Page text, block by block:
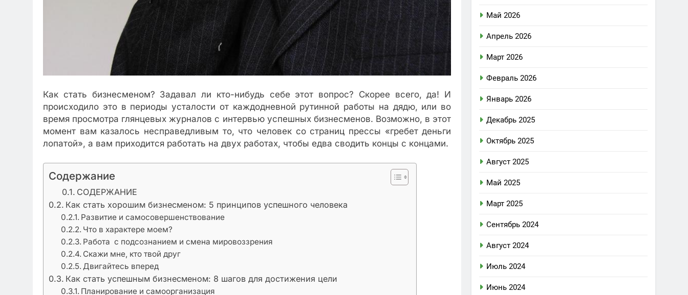
Как стать бизнесменом? Задавал ли кто-нибудь себе этот вопрос? Скорее всего, да! И
происходило это в периоды усталости от каждодневной рутинной работы на дядю, или во
время просмотра глянцевых журналов с интервью успешных бизнесменов. Возможно, в этот
момент вам казалось несправедливым то, что человек со страниц прессы «гребет деньги
лопатой», а вам приходится работать на двух работах, чтобы едва сводить концы с концами.
Содержание
СОДЕРЖАНИЕ
Как стать хорошим бизнесменом: 5 принципов успешного человека
Развитие и самосовершенствование
Что в характере моем?
Работа с подсознанием и смена мировоззрения
Скажи мне, кто твой друг
Двигайтесь вперед
Как стать успешным бизнесменом: 8 шагов для достижения цели
Планирование и самоорганизация
Май 2026
Апрель 2026
Март 2026
Февраль 2026
Январь 2026
Декабрь 2025
Октябрь 2025
Август 2025
Май 2025
Март 2025
Сентябрь 2024
Август 2024
Июль 2024
Июнь 2024